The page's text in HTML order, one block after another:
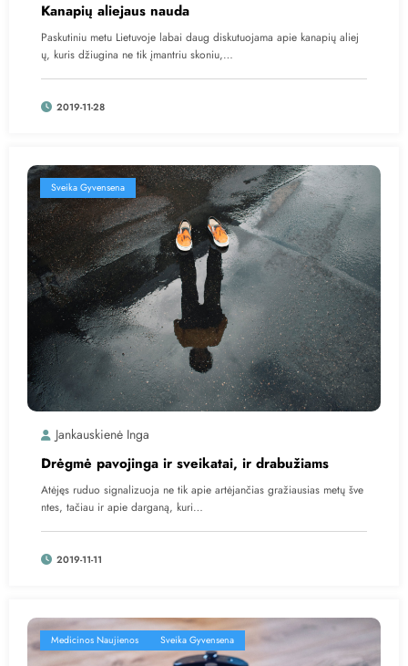
Kanapių aliejaus nauda
Paskutiniu metu Lietuvoje labai daug diskutuojama apie kanapių aliej
ų, kuris džiugina ne tik įmantriu skoniu,…
2019-11-28
Sveika Gyvensena
Jankauskienė Inga
Drėgmė pavojinga ir sveikatai, ir drabužiams
Atėjęs ruduo signalizuoja ne tik apie artėjančias gražiausias metų šve
ntes, tačiau ir apie darganą, kuri…
2019-11-11
Medicinos Naujienos Sveika Gyvensena